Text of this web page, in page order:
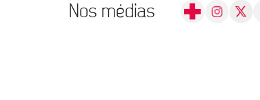
Nos médias